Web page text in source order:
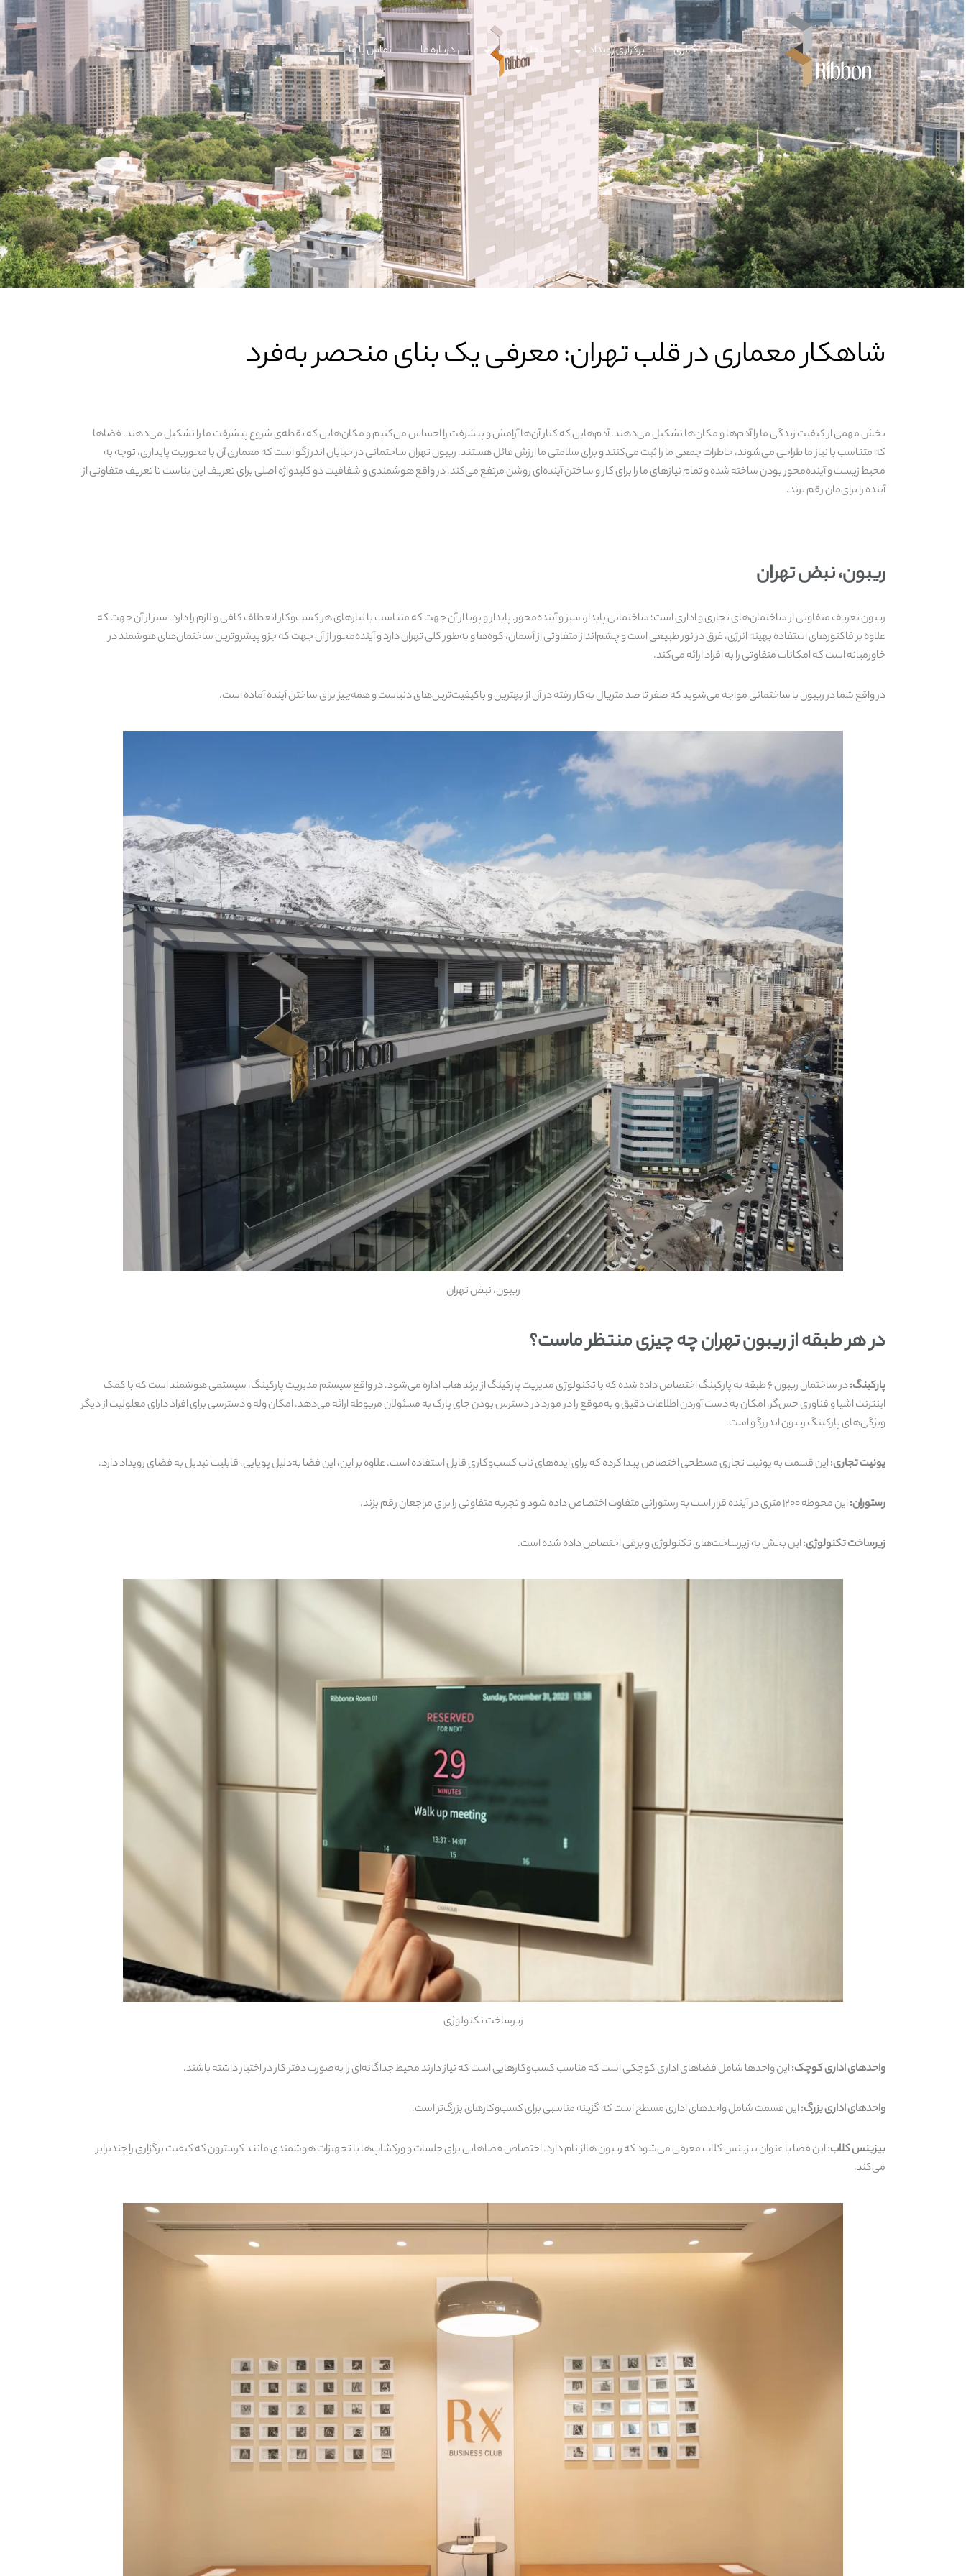
خانه گالری برگزاری رویداد مجله ریبون درباره ما تماس با ما
شاهکار معماری در قلب تهران: معرفی یک بنای منحصر به‌فرد
بخش مهمی از کیفیت زندگی ما را آدم‌ها و مکان‌ها تشکیل می‌دهند. آدم‌هایی که کنار آن‌ها آرامش و پیشرفت را احساس می‌کنیم و مکان‌هایی که نقطه‌ی شروع پیشرفت ما را تشکیل می‌دهند. فضاها
که متناسب با نیاز ما طراحی می‌شوند، خاطرات جمعی ما را ثبت می‌کنند و برای سلامتی ما ارزش قائل هستند. ریبون تهران ساختمانی در خیابان اندرزگو است که معماری آن با محوریت پایداری، توجه به
محیط زیست و آینده‌محور بودن ساخته شده و تمام نیازهای ما را برای کار و ساختن آینده‌ای روشن مرتفع می‌کند. در واقع هوشمندی و شفافیت دو کلیدواژه‌ اصلی برای تعریف این بناست تا تعریف متفاوتی از
آینده را برای‌مان رقم بزند.
ریبون، نبض تهران
ریبون تعریف متفاوتی از ساختمان‌های تجاری و اداری است؛ ساختمانی پایدار، سبز و آینده‌محور. پایدار و پویا از آن جهت که متناسب با نیازهای هر کسب‌وکار انعطاف کافی و لازم را دارد. سبز از آن جهت که
علاوه بر فاکتورهای استفاده بهینه انرژی، غرق در نور طبیعی است و چشم‌انداز متفاوتی از آسمان، کوه‌ها و به‌طور کلی تهران دارد و آینده‌محور از آن جهت که جزو پیشروترین ساختمان‌های هوشمند در
خاورمیانه است که امکانات متفاوتی را به افراد ارائه می‌کند.
در واقع شما در ریبون با ساختمانی مواجه می‌شوید که صفر تا صد متریال به‌کار رفته در آن از بهترین و باکیفیت‌ترین‌های دنیاست و همه‌چیز برای ساختن آینده آماده است.
ریبون، نبض تهران
در هر طبقه از ریبون تهران چه چیزی منتظر ماست؟
پارکینگ:
در ساختمان ریبون ۶ طبقه به پارکینگ اختصاص داده شده که با تکنولوژی مدیریت پارکینگ از برند هاب اداره می‌شود. در واقع سیستم مدیریت پارکینگ، سیستمی هوشمند است که با کمک
اینترنت اشیا و فناوری حس‌گر، امکان به دست آوردن اطلاعات دقیق و به‌موقع را در مورد در دسترس بودن جای پارک به مسئولان مربوطه ارائه می‌دهد. امکان وله و دسترسی برای افراد دارای معلولیت از دیگر
ویژگی‌های پارکینگ ریبون اندرزگو است.
یونیت تجاری:این قسمت به یونیت تجاری مسطحی اختصاص پیدا کرده که برای ایده‌های ناب کسب‌وکاری قابل استفاده است. علاوه بر این، این فضا به‌دلیل پویایی، قابلیت تبدیل به فضای رویداد دارد.
رستوران:این محوطه ۱۲۰۰ متری در آینده قرار است به رستورانی متفاوت اختصاص داده شود و تجربه متفاوتی را برای مراجعان رقم بزند.
زیرساخت تکنولوژی:این بخش به زیرساخت‌های تکنولوژی و برقی اختصاص داده شده است.
زیرساخت تکنولوژی
واحدهای اداری کوچک:این واحدها شامل فضاهای اداری کوچکی است که مناسب کسب‌وکارهایی است که نیاز دارند محیط جداگانه‌‌ای را به‌صورت دفتر کار در اختیار داشته باشند.
واحدهای اداری بزرگ:این قسمت شامل واحدهای اداری مسطح است که گزینه‌ مناسبی برای کسب‌وکارهای بزرگ‌تر است.
بیزینس کلاب: این فضا با عنوان بیزینس کلاب معرفی می‌شود که ریبون هالز نام دارد. اختصاص فضاهایی برای جلسات و ورکشا‌پ‌ها با تجهیزات هوشمندی مانند کرسترون که کیفیت برگزاری را چندبرابر
می‌کند.